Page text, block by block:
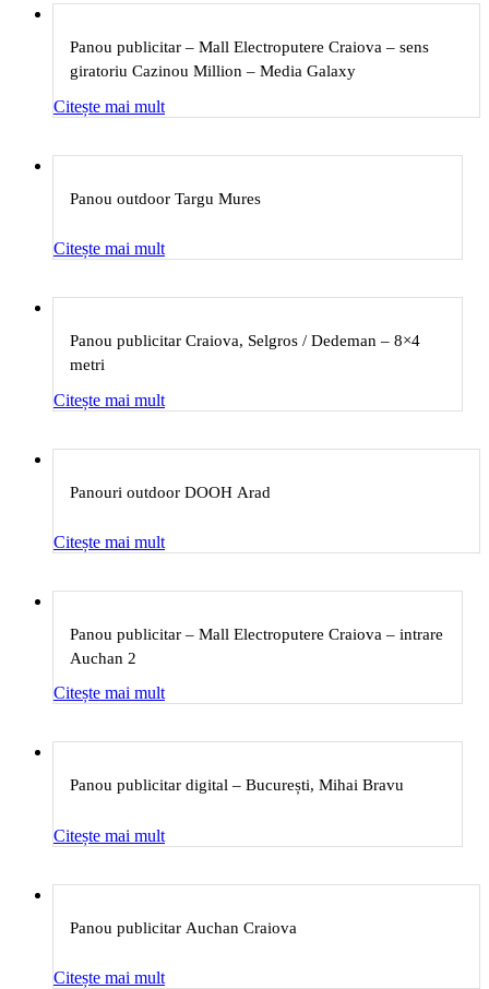
Panou publicitar – Mall Electroputere Craiova – sens
giratoriu Cazinou Million – Media Galaxy
Citește mai mult
Panou outdoor Targu Mures
Citește mai mult
Panou publicitar Craiova, Selgros / Dedeman – 8×4
metri
Citește mai mult
Panouri outdoor DOOH Arad
Citește mai mult
Panou publicitar – Mall Electroputere Craiova – intrare
Auchan 2
Citește mai mult
Panou publicitar digital – București, Mihai Bravu
Citește mai mult
Panou publicitar Auchan Craiova
Citește mai mult